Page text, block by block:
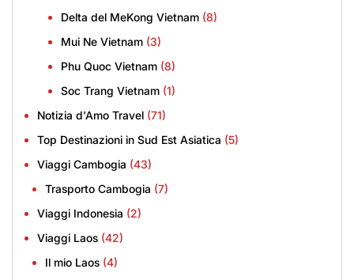
Delta del MeKong Vietnam (8)
Mui Ne Vietnam (3)
Phu Quoc Vietnam (8)
Soc Trang Vietnam (1)
Notizia d'Amo Travel (71)
Top Destinazioni in Sud Est Asiatica (5)
Viaggi Cambogia (43)
Trasporto Cambogia (7)
Viaggi Indonesia (2)
Viaggi Laos (42)
Il mio Laos (4)